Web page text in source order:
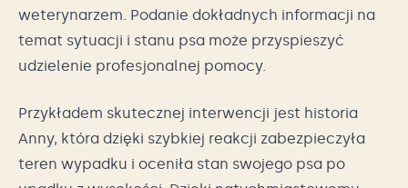
weterynarzem. Podanie dokładnych informacji na
temat sytuacji i stanu psa może przyspieszyć
udzielenie profesjonalnej pomocy.
Przykładem skutecznej interwencji jest historia
Anny, która dzięki szybkiej reakcji zabezpieczyła
teren wypadku i oceniła stan swojego psa po